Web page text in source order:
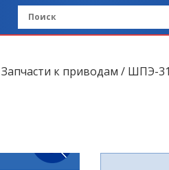
Запчасти к приводам / ШПЭ-31